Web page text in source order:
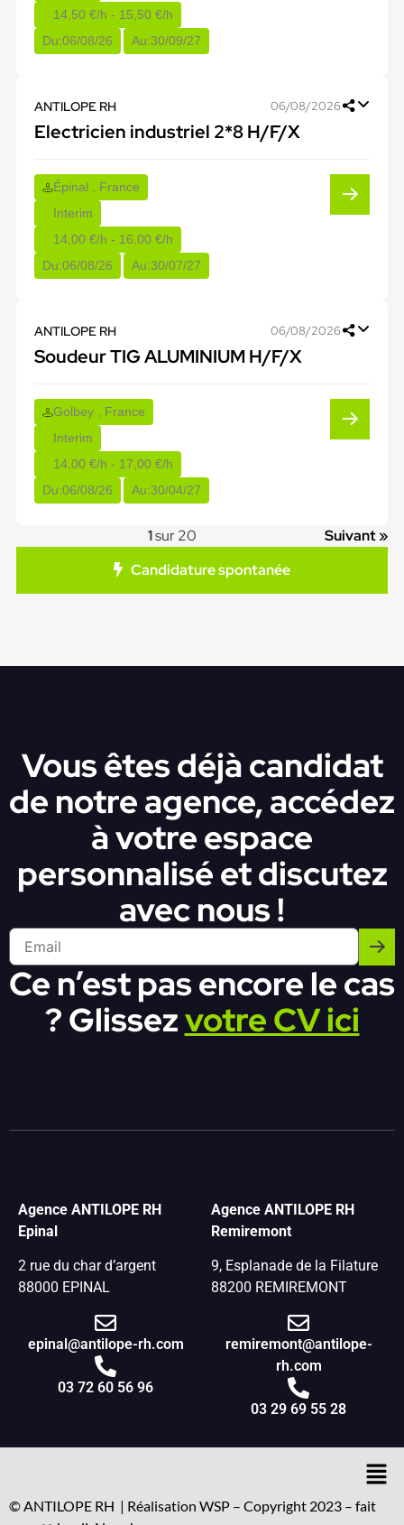
14,50 €/h - 15,50 €/h
Du:06/08/26 Au:30/09/27
ANTILOPE RH 06/08/2026
Electricien industriel 2*8 H/F/X
Épinal , France
Interim
14,00 €/h - 16,00 €/h
Du:06/08/26 Au:30/07/27
ANTILOPE RH 06/08/2026
Soudeur TIG ALUMINIUM H/F/X
Golbey , France
Interim
14,00 €/h - 17,00 €/h
Du:06/08/26 Au:30/04/27
1sur 20
Suivant »
Candidature spontanée
Vous êtes déjà candidat
de notre agence, accédez
à votre espace
personnalisé et discutez
avec nous !
Ce n’est pas encore le cas
? Glissezvotre CV ici
Agence ANTILOPE RH
Epinal
2 rue du char d’argent
88000 EPINAL
epinal@antilope-rh.com
03 72 60 56 96
Agence ANTILOPE RH
Remiremont
9, Esplanade de la Filature
88200 REMIREMONT
remiremont@antilope-
rh.com
03 29 69 55 28
© ANTILOPE RH | Réalisation WSP – Copyright 2023 – fait